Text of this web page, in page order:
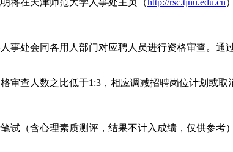
事处会同各用人部门对应聘人员进行资格审查。
审查人数之比低于1:3，相应调减招聘岗位计划或取
试（含心理素质测评，结果不计入成绩，仅供参考